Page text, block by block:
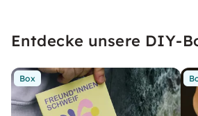
Entdecke unsere DIY-
Box